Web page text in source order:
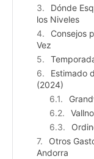
Dónde
los Niveles
Consejos
Vez
Estimado
(2024)
Otros
Andorra